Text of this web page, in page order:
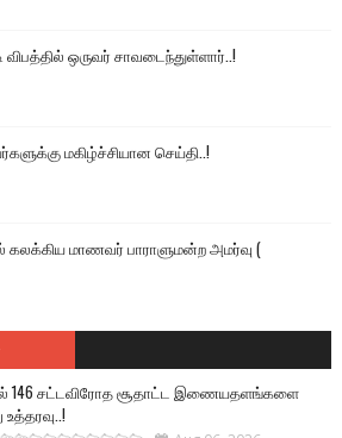
விபத்தில் ஒருவர் சாவடைந்துள்ளார்..!
மகிழ்ச்சியான செய்தி..!
மாணவர் பாராளுமன்ற அமர்வு (
146 சட்டவிரோத சூதாட்ட இணையதளங்களை
உத்தரவு..!